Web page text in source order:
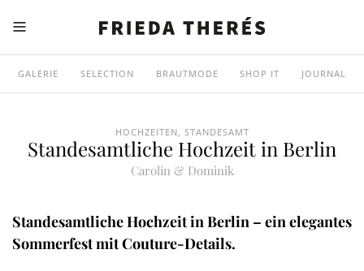
GALERIE SELECTION BRAUTMODE SHOP IT JOURNAL
HOCHZEITEN STANDESAMT
Standesamtliche Hochzeit in Berlin
Carolin & Dominik
Standesamtliche Hochzeit in Berlin – ein elegantes
Sommerfest mit Couture-Details.